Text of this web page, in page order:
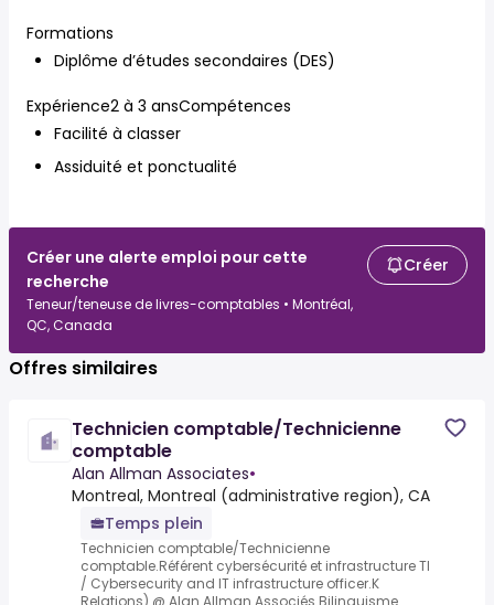
Formations
Diplôme d’études secondaires (DES)
Expérience2 à 3 ansCompétences
Facilité à classer
Assiduité et ponctualité
Créer une alerte emploi pour cette
recherche
Teneur/teneuse de livres-comptables • Montréal,
QC, Canada
Créer
Offres similaires
Technicien comptable/Technicienne
comptable
Alan Allman Associates•
Montreal, Montreal (administrative region), CA
Temps plein
Technicien comptable/Technicienne
comptable.Référent cybersécurité et infrastructure TI
/ Cybersecurity and IT infrastructure officer.K
Relations) @ Alan Allman Associés.Bilinguisme